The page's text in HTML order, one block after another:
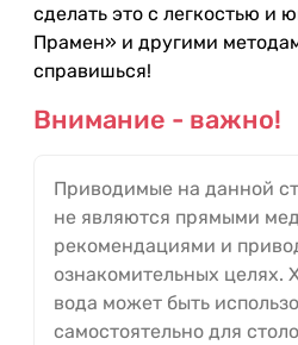
сделать это с легкостью и
Прамен» и другими
справишься!
Внимание - важно!
Приводимые на данной
не являются прямыми
рекомендациями и
ознакомительных целях.
вода может быть
самостоятельно для